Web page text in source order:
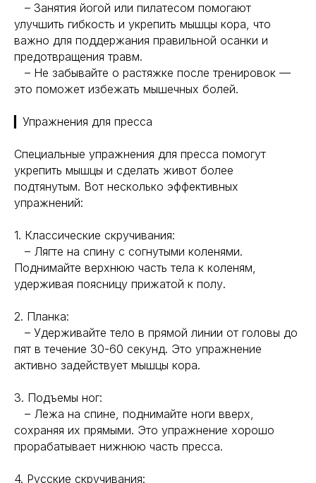
– Занятия йогой или пилатесом помогают
улучшить гибкость и укрепить мышцы кора, что
важно для поддержания правильной осанки и
предотвращения травм.
– Не забывайте о растяжке после тренировок —
это поможет избежать мышечных болей.
▎Упражнения для пресса
Специальные упражнения для пресса помогут
укрепить мышцы и сделать живот более
подтянутым. Вот несколько эффективных
упражнений:
1. Классические скручивания:
– Лягте на спину с согнутыми коленями.
Поднимайте верхнюю часть тела к коленям,
удерживая поясницу прижатой к полу.
2. Планка:
– Удерживайте тело в прямой линии от головы до
пят в течение 30-60 секунд. Это упражнение
активно задействует мышцы кора.
3. Подъемы ног:
– Лежа на спине, поднимайте ноги вверх,
сохраняя их прямыми. Это упражнение хорошо
прорабатывает нижнюю часть пресса.
4. Русские скручивания: